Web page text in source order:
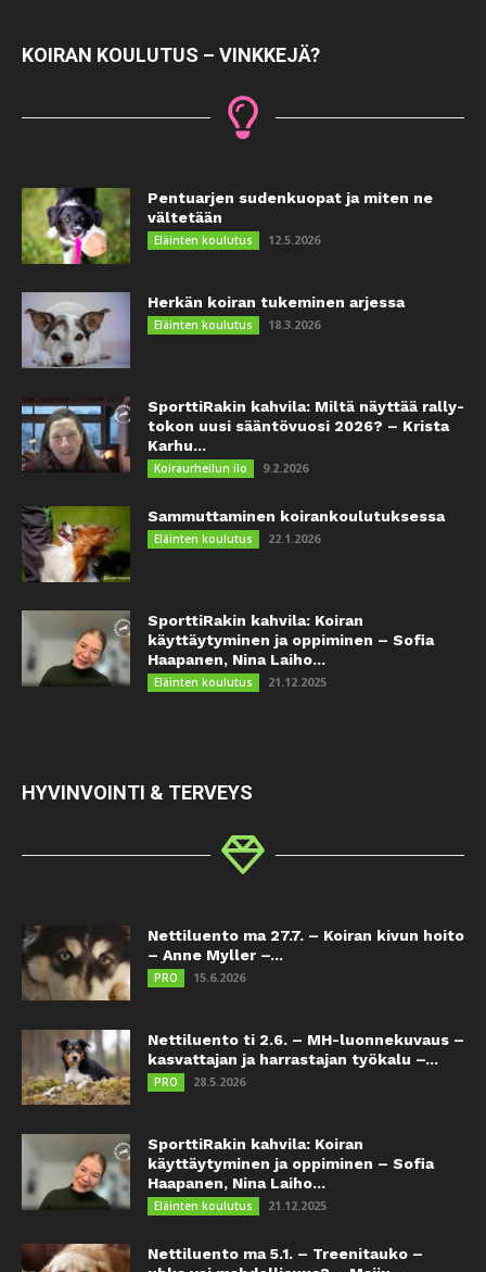
KOIRAN KOULUTUS – VINKKEJÄ?
Pentuarjen sudenkuopat ja miten ne
vältetään
Eläinten koulutus 12.5.2026
Herkän koiran tukeminen arjessa
Eläinten koulutus 18.3.2026
SporttiRakin kahvila: Miltä näyttää rally-
tokon uusi sääntövuosi 2026? – Krista
Karhu...
Koiraurheilun ilo 9.2.2026
Sammuttaminen koirankoulutuksessa
Eläinten koulutus 22.1.2026
SporttiRakin kahvila: Koiran
käyttäytyminen ja oppiminen – Sofia
Haapanen, Nina Laiho...
Eläinten koulutus 21.12.2025
HYVINVOINTI & TERVEYS
Nettiluento ma 27.7. – Koiran kivun hoito
– Anne Myller –...
PRO 15.6.2026
Nettiluento ti 2.6. – MH-luonnekuvaus –
kasvattajan ja harrastajan työkalu –...
PRO 28.5.2026
SporttiRakin kahvila: Koiran
käyttäytyminen ja oppiminen – Sofia
Haapanen, Nina Laiho...
Eläinten koulutus 21.12.2025
Nettiluento ma 5.1. – Treenitauko –